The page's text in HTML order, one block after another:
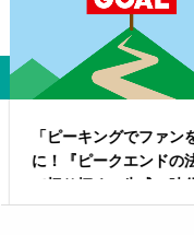
「ピーキングでファンを
に！『ピークエンドの法
で切り拓く、生成AI時代
ーケティング最前線」